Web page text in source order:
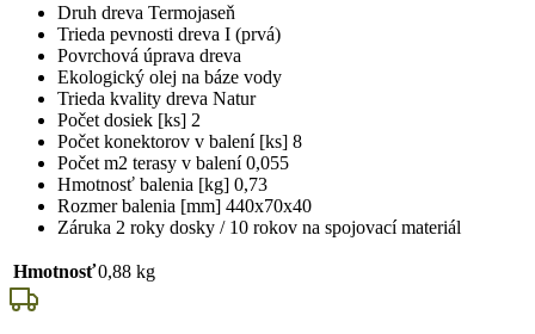
Druh dreva Termojaseň
Trieda pevnosti dreva I (prvá)
Povrchová úprava dreva
Ekologický olej na báze vody
Trieda kvality dreva Natur
Počet dosiek [ks] 2
Počet konektorov v balení [ks] 8
Počet m2 terasy v balení 0,055
Hmotnosť balenia [kg] 0,73
Rozmer balenia [mm] 440x70x40
Záruka 2 roky dosky / 10 rokov na spojovací materiál
Hmotnosť0,88 kg